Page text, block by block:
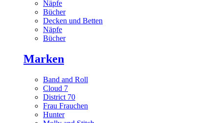
Näpfe
Bücher
Decken und Betten
Näpfe
Bücher
Marken
Band and Roll
Cloud 7
District 70
Frau Frauchen
Hunter